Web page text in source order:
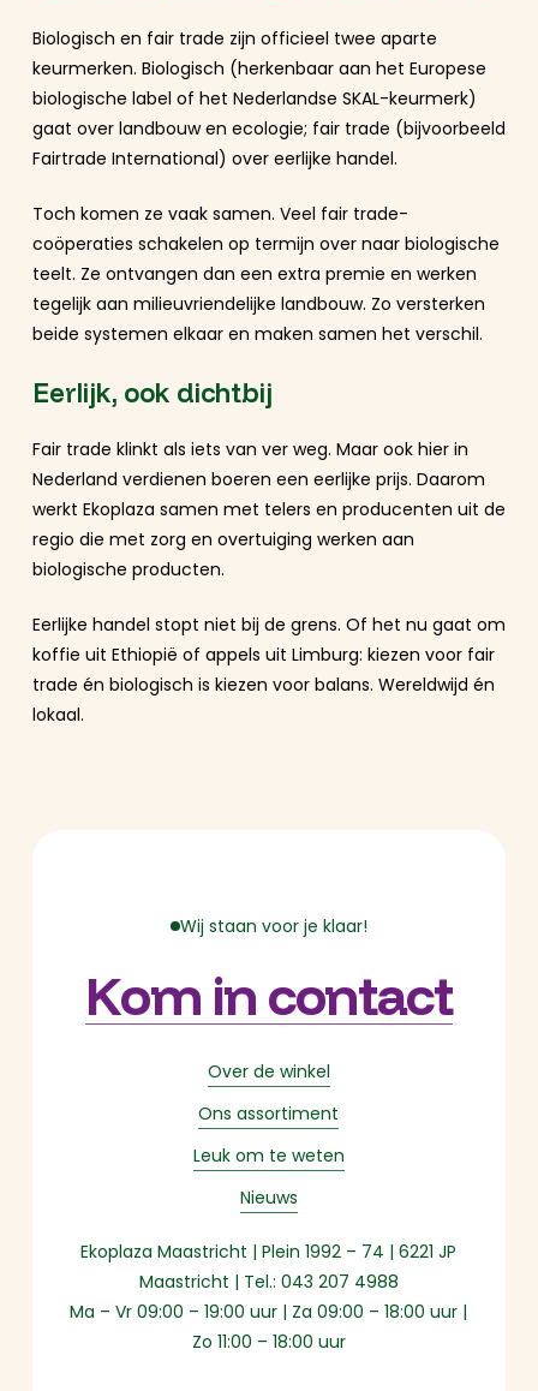
Biologisch en fair trade zijn officieel twee aparte
keurmerken. Biologisch (herkenbaar aan het Europese
biologische label of het Nederlandse SKAL-keurmerk)
gaat over landbouw en ecologie; fair trade (bijvoorbeeld
Fairtrade International) over eerlijke handel.
Toch komen ze vaak samen. Veel fair trade-
coöperaties schakelen op termijn over naar biologische
teelt. Ze ontvangen dan een extra premie en werken
tegelijk aan milieuvriendelijke landbouw. Zo versterken
beide systemen elkaar en maken samen het verschil.
Eerlijk, ook dichtbij
Fair trade klinkt als iets van ver weg. Maar ook hier in
Nederland verdienen boeren een eerlijke prijs. Daarom
werkt Ekoplaza samen met telers en producenten uit de
regio die met zorg en overtuiging werken aan
biologische producten.
Eerlijke handel stopt niet bij de grens. Of het nu gaat om
koffie uit Ethiopië of appels uit Limburg: kiezen voor fair
trade én biologisch is kiezen voor balans. Wereldwijd én
lokaal.
Wij staan voor je klaar!
Kom in contact
Over de winkel
Ons assortiment
Leuk om te weten
Nieuws
Ekoplaza Maastricht | Plein 1992 – 74 | 6221 JP
Maastricht | Tel.: 043 207 4988
Ma – Vr 09:00 – 19:00 uur | Za 09:00 – 18:00 uur |
Zo 11:00 – 18:00 uur